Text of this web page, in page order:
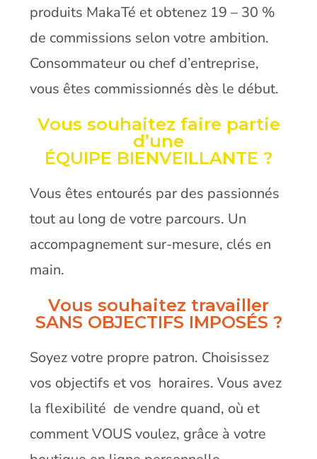
produits MakaTé et obtenez 19 – 30 %
de commissions selon votre ambition.
Consommateur ou chef d’entreprise,
vous êtes commissionnés dès le début.
Vous souhaitez faire partie
d’une
ÉQUIPE BIENVEILLANTE ?
Vous êtes entourés par des passionnés
tout au long de votre parcours. Un
accompagnement sur-mesure, clés en
main.
Vous souhaitez travailler
SANS OBJECTIFS IMPOSÉS ?
Soyez votre propre patron. Choisissez
vos objectifs et vos horaires. Vous avez
la flexibilité de vendre quand, où et
comment VOUS voulez, grâce à votre